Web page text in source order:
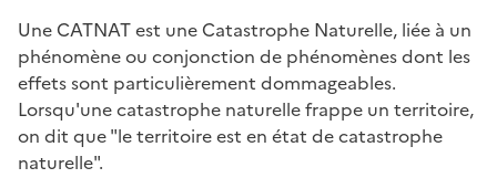
Une CATNAT est une Catastrophe Naturelle, liée à un
phénomène ou conjonction de phénomènes dont les
effets sont particulièrement dommageables.
Lorsqu'une catastrophe naturelle frappe un territoire,
on dit que "le territoire est en état de catastrophe
naturelle".